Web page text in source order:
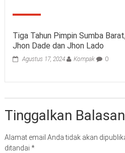
Tiga Tahun Pimpin Sumba
Jhon Dade dan Jhon Lado
Agustus 17, 2024 Kompak 0
Tinggalkan Balasan
Alamat email Anda tidak akan
ditandai *